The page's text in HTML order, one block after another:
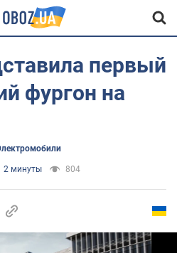
первый
фургон на
2 минуты 804